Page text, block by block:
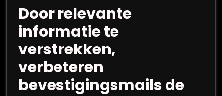
Door relevante
informatie te
verstrekken,
verbeteren
bevestigingsmails de